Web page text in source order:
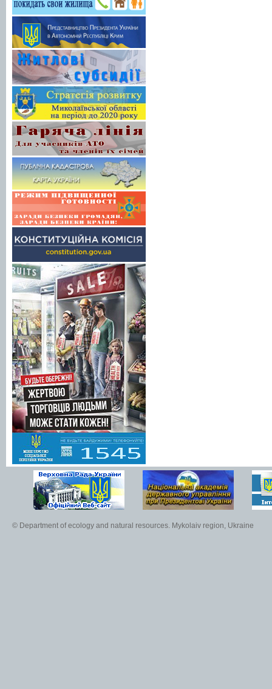
© Department of ecology and natural resources. Mykolaiv region, Ukraine